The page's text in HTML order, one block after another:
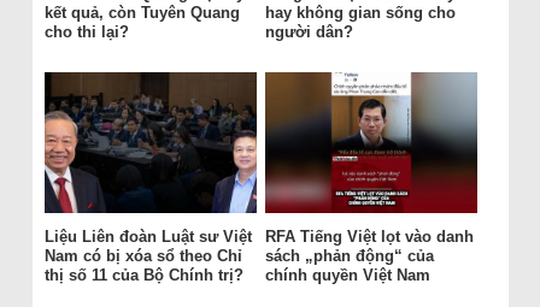
kết quả, còn Tuyên Quang
cho thi lại?
hay không gian sống cho
người dân?
Liệu Liên đoàn Luật sư Việt
Nam có bị xóa sổ theo Chỉ
thị số 11 của Bộ Chính trị?
RFA Tiếng Việt lọt vào danh
sách „phản động“ của
chính quyền Việt Nam